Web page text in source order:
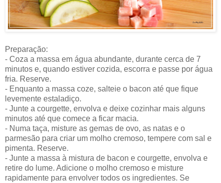
Preparação:
- Coza a massa em água abundante, durante cerca de 7
minutos e, quando estiver cozida, escorra e passe por água
fria. Reserve.
- Enquanto a massa coze, salteie o bacon até que fique
levemente estaladiço.
- Junte a courgette, envolva e deixe cozinhar mais alguns
minutos até que comece a ficar macia.
- Numa taça, misture as gemas de ovo, as natas e o
parmesão para criar um molho cremoso, tempere com sal e
pimenta. Reserve.
- Junte a massa à mistura de bacon e courgette, envolva e
retire do lume. Adicione o molho cremoso e misture
rapidamente para envolver todos os ingredientes. Se